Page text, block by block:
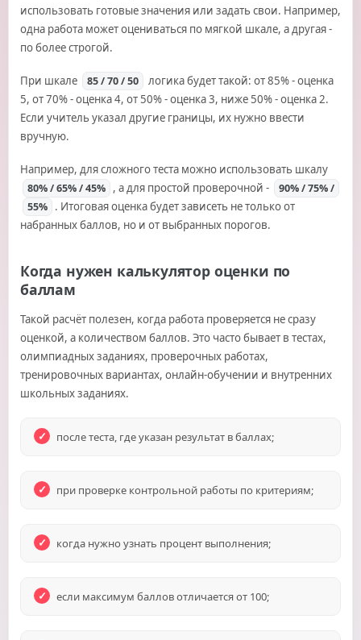
использовать готовые значения или задать свои. Например,
одна работа может оцениваться по мягкой шкале, а другая -
по более строгой.
При шкале 85 / 70 / 50
логика будет такой: от 85% - оценка
5, от 70% - оценка 4, от 50% - оценка 3, ниже 50% - оценка 2.
Если учитель указал другие границы, их нужно ввести
вручную.
Например, для сложного теста можно использовать шкалу
80% / 65% / 45% , а для простой проверочной -
90% / 75% /
55% . Итоговая оценка будет зависеть не только от
набранных баллов, но и от выбранных порогов.
Когда нужен калькулятор оценки по
баллам
Такой расчёт полезен, когда работа проверяется не сразу
оценкой, а количеством баллов. Это часто бывает в тестах,
олимпиадных заданиях, проверочных работах,
тренировочных вариантах, онлайн-обучении и внутренних
школьных заданиях.
после теста, где указан результат в баллах;
при проверке контрольной работы по критериям;
когда нужно узнать процент выполнения;
если максимум баллов отличается от 100;